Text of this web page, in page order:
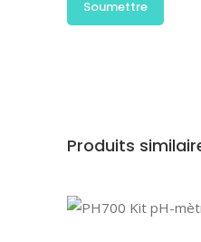
Produits